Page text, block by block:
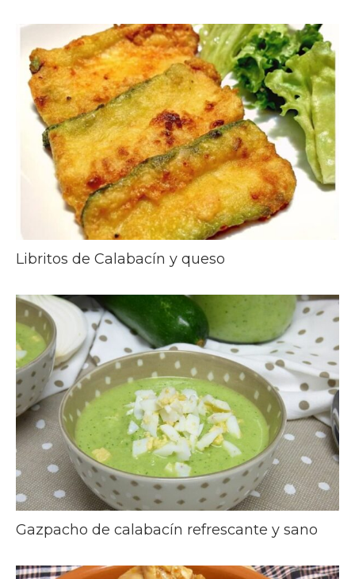
Libritos de Calabacín y queso
Gazpacho de calabacín refrescante y sano